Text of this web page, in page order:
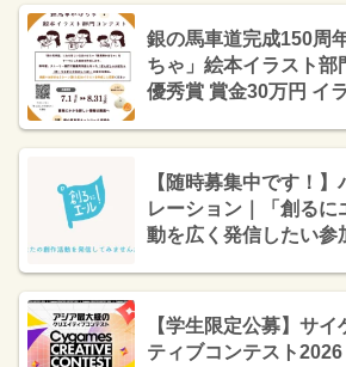
銀の馬車道完成150周
ちゃ」絵本イラスト部
優秀賞 賞金30万円 イ
【随時募集中です！
レーション｜「創るに
動を広く発信したい参
分+オリジナルグッズ
【学生限定公募】サ
ティブコンテスト